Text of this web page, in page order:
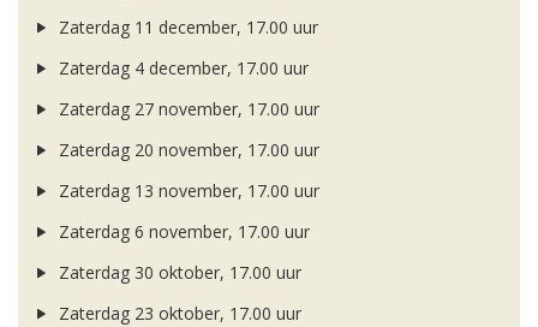
Zaterdag 11 december, 17.00 uur
Zaterdag 4 december, 17.00 uur
Zaterdag 27 november, 17.00 uur
Zaterdag 20 november, 17.00 uur
Zaterdag 13 november, 17.00 uur
Zaterdag 6 november, 17.00 uur
Zaterdag 30 oktober, 17.00 uur
Zaterdag 23 oktober, 17.00 uur